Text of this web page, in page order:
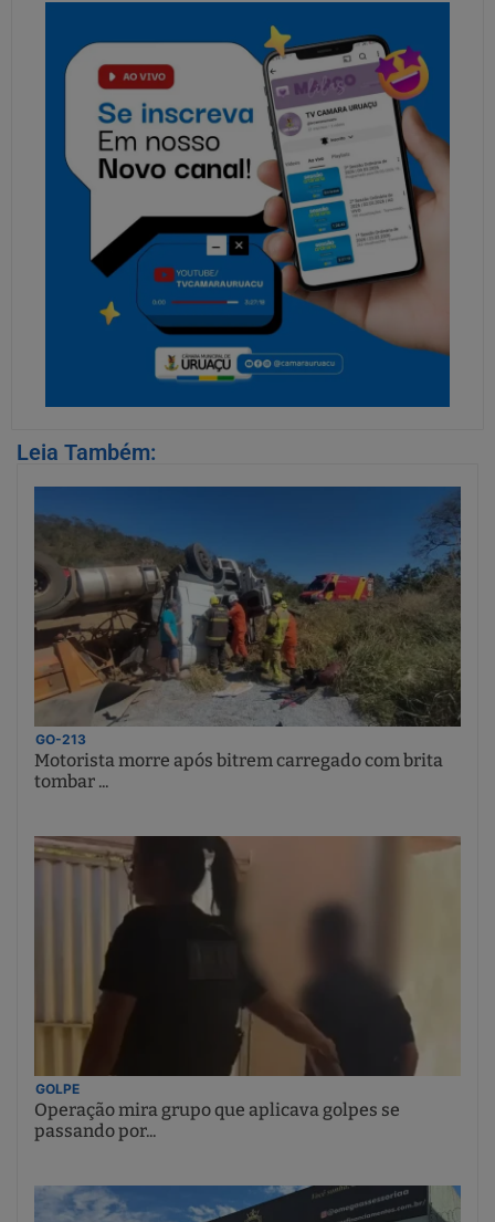
Leia Também:
GO-213
Motorista morre após bitrem carregado com brita
tombar ...
GOLPE
Operação mira grupo que aplicava golpes se
passando por...